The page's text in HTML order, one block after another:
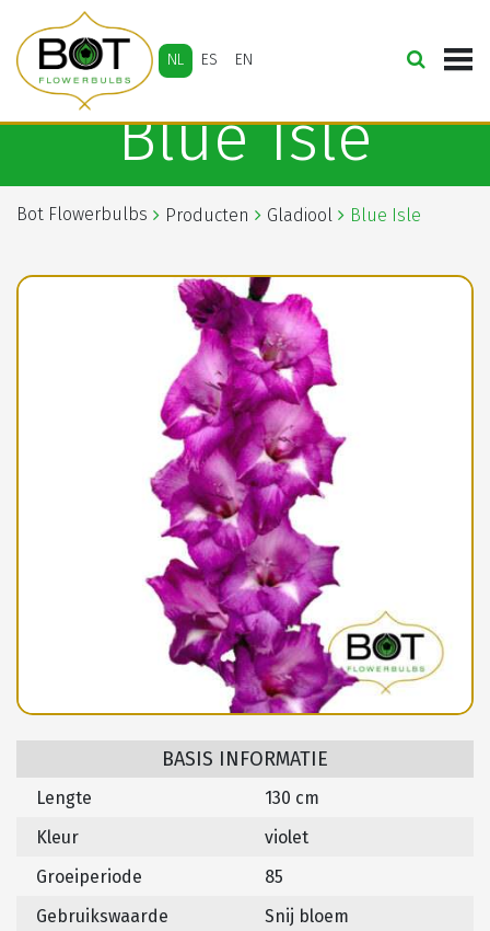
NL ES EN
Blue Isle
Bot Flowerbulbs Producten Gladiool Blue Isle
BASIS INFORMATIE
Lengte
130 cm
Kleur
violet
Groeiperiode
85
Gebruikswaarde
Snij bloem